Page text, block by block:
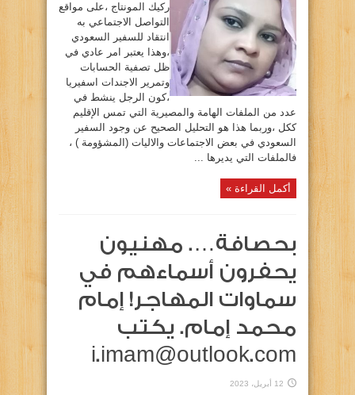
ركيك المونتاج ،على مواقع
التواصل الاجتماعي به
انتقاد للسفير السعودي
،وهذا يعتبر امر عادي في
ظل تصفية الحسابات
وتمرير الاجندات اسفيريا
،كون الرجل ينشط في
عدد من الملفات الهامة والمصيرية التي تمس الإقليم
ككل ،وربما هذا هو التحليل الصحيح عن وجود السفير
السعودي في بعض الاجتماعات والاليات (المشؤومة ) ،
فالملفات التي يديرها ...
أكمل القراءة »
بحصافة…. مهنيون
يحفرون أسماءهم في
سماوات المهاجر! إمام
محمد إمام. يكتب
i.imam@outlook.com
12 أبريل، 2023